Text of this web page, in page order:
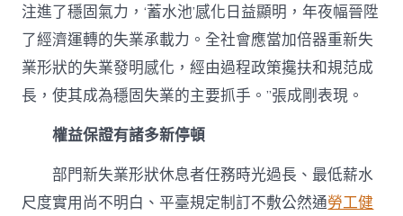
注進了穩固氣力，‘蓄水池’感化日益顯明，年夜幅晉陞
了經濟運轉的失業承載力。全社會應當加倍器重新失
業形狀的失業發明感化，經由過程政策攙扶和規范成
長，使其成為穩固失業的主要抓手。”張成剛表現。
權益保證有諸多新停頓
部門新失業形狀休息者任務時光過長、最低薪水
尺度實用尚不明白、平臺規定制訂不敷公然通勞工健